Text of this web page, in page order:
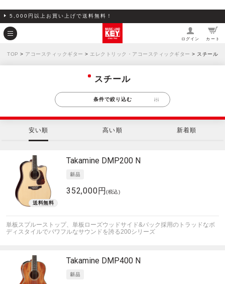
5,000円以上お買い上げで送料無料！
ログイン カート
TOP > アコースティックギター > エレクトリック・アコースティックギター > スチール
スチール
条件で絞り込む
安い順 高い順 新着順
Takamine DMP200 N
352,000円(税込)
単板スプルーストップ、単板ローズウッドサイド&バック採用のトラッドなボ
ディスタイルでパワフルなサウンドを誇る200シリーズ
Takamine DMP400 N